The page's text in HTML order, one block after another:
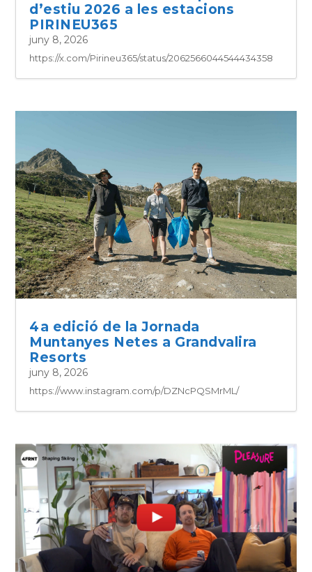
d’estiu 2026 a les estacions
PIRINEU365
juny 8, 2026
https://x.com/Pirineu365/status/2062566044544434358
4a edició de la Jornada
Muntanyes Netes a Grandvalira
Resorts
juny 8, 2026
https://www.instagram.com/p/DZNcPQSMrML/